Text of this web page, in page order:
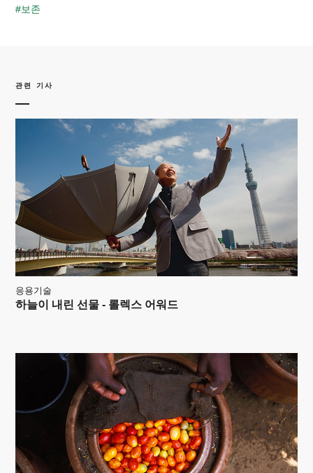
#보존
관련 기사
응용기술
하늘이 내린 선물 - 롤렉스 어워드